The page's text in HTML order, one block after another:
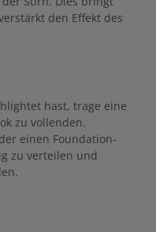
den Effekt des
hast, trage eine
zu vollenden.
einen Foundation-
zu verteilen und